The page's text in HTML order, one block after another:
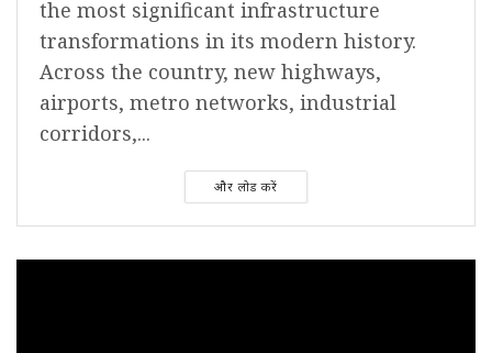
the most significant infrastructure
transformations in its modern history.
Across the country, new highways,
airports, metro networks, industrial
corridors,...
और लोड करें